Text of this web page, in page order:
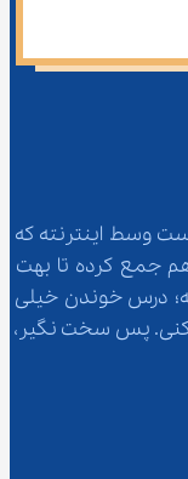
وسط اینترنته که
دور هم جمع کرده تا بهت
درس خوندن خیلی
و باحال‌تر از چیزیه که فکرش رو می‌کنی. پس سخت نگیر،